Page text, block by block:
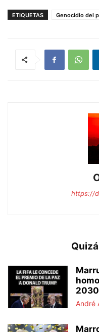
ETIQUETAS Genocidio del
https://
André